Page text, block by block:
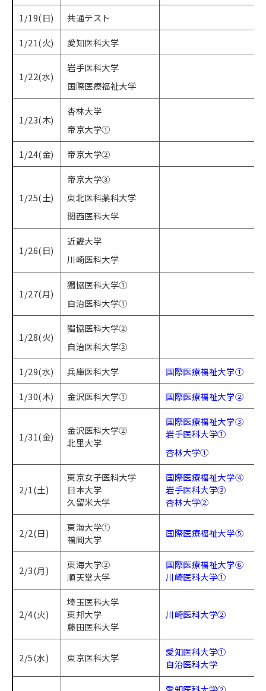
1/19(日)
共通テスト
1/21(火)
愛知医科大学
1/22(水)
岩手医科大学
国際医療福祉大学
1/23(木)
杏林大学
帝京大学①
1/24(金)
帝京大学②
1/25(土)
帝京大学③
東北医科薬科大学
関西医科大学
1/26(日)
近畿大学
川崎医科大学
1/27(月)
獨協医科大学①​
自治医科大学①
1/28(火)
獨協医科大学②
自治医科大学②
1/29(水)
兵庫医科大学
国際医療福祉大学①
1/30(木)
金沢医科大学① 国際医療福祉大学②
1/31(金)
金沢医科大学②
北里大学
国際医療福祉大学③
岩手医科大学①
杏林大学①
2/1(土)
東京女子医科大学
日本大学
久留米大学
国際医療福祉大学④
岩手医科大学②
杏林大学②
2/2(日)
東海大学①
福岡大学
国際医療福祉大学⑤
2/3(月)
東海大学②
順天堂大学
国際医療福祉大学⑥
川崎医科大学①
2/4(火)
埼玉医科大学
東邦大学
藤田医科大学
川崎医科大学②
2/5(水) 東京医科大学
愛知医科大学①
自治医科大学